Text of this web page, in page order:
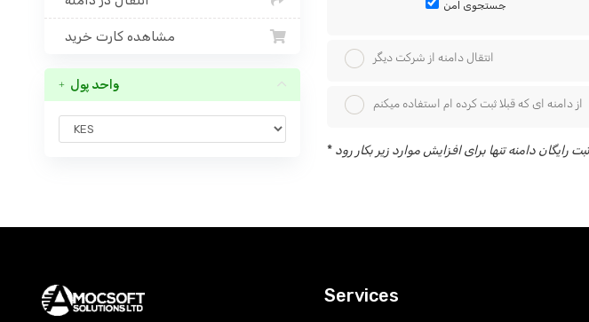
مشاهده کارت خرید
واحد پول
جستجوی امن
انتقال دامنه از شرکت دیگر
از دامنه ای که قبلا ثبت کرده ام استفاده میکنم
*
Services